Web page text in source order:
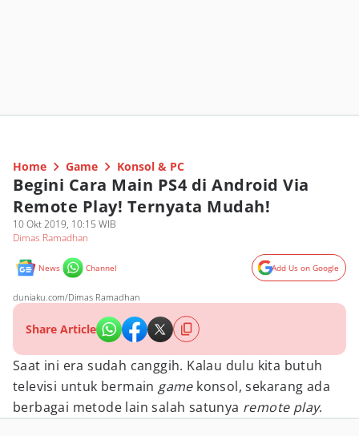
Home Game Konsol & PC
Begini Cara Main PS4 di Android Via
Remote Play! Ternyata Mudah!
10 Okt 2019, 10:15 WIB
Dimas Ramadhan
News Channel Add Us on Google
duniaku.com/Dimas Ramadhan
Share Article
Saat ini era sudah canggih. Kalau dulu kita butuh
televisi untuk bermain game konsol, sekarang ada
berbagai metode lain salah satunya remote play.